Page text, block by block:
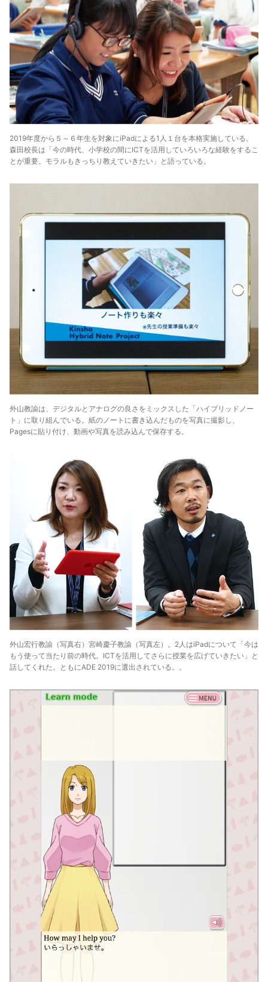
2019年度から５～６年生を対象にiPadによる1人１台を本格実施している。
森田校長は「今の時代、小学校の間にICTを活用していろいろな経験をするこ
とが重要。モラルもきっちり教えていきたい」と語っている。
外山教諭は、デジタルとアナログの良さをミックスした「ハイブリッドノー
ト」に取り組んでいる。紙のノートに書き込んだものを写真に撮影し、
Pagesに貼り付け、動画や写真を読み込んで保存する。
外山宏行教諭（写真右）宮崎慶子教諭（写真左）。2人はiPadについて「今は
もう使って当たり前の時代。ICTを活用してさらに授業を広げていきたい」と
話してくれた。ともにADE 2019に選出されている。。